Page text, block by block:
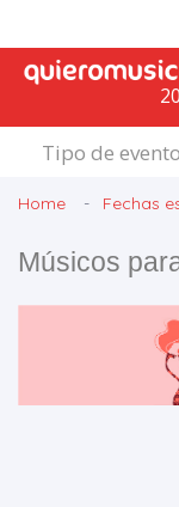
Tipo de evento
Home Fechas
Músicos